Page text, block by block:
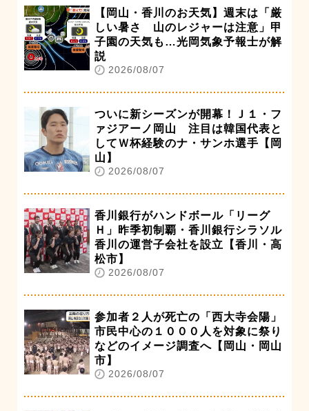
【岡山・香川のお天気】週末は「厳
しい暑さ 山のレジャーは注意」甲
子園の天気も…光岡気象予報士が解
説
2026/08/07
ついに新シーズンが開幕！Ｊ１・フ
ァジアーノ岡山 注目は韓国代表と
してＷ杯経験のナ・サンホ選手【岡
山】
2026/08/07
香川銀行がハンドボール「リーグ
Ｈ」昨季初制覇・香川銀行シラソル
香川の運営子会社を設立【香川・高
松市】
2026/08/07
参加者２人が死亡の「西大寺会陽」
市民中心の１０００人を対象に祭り
などのイメージ調査へ【岡山・岡山
市】
2026/08/07